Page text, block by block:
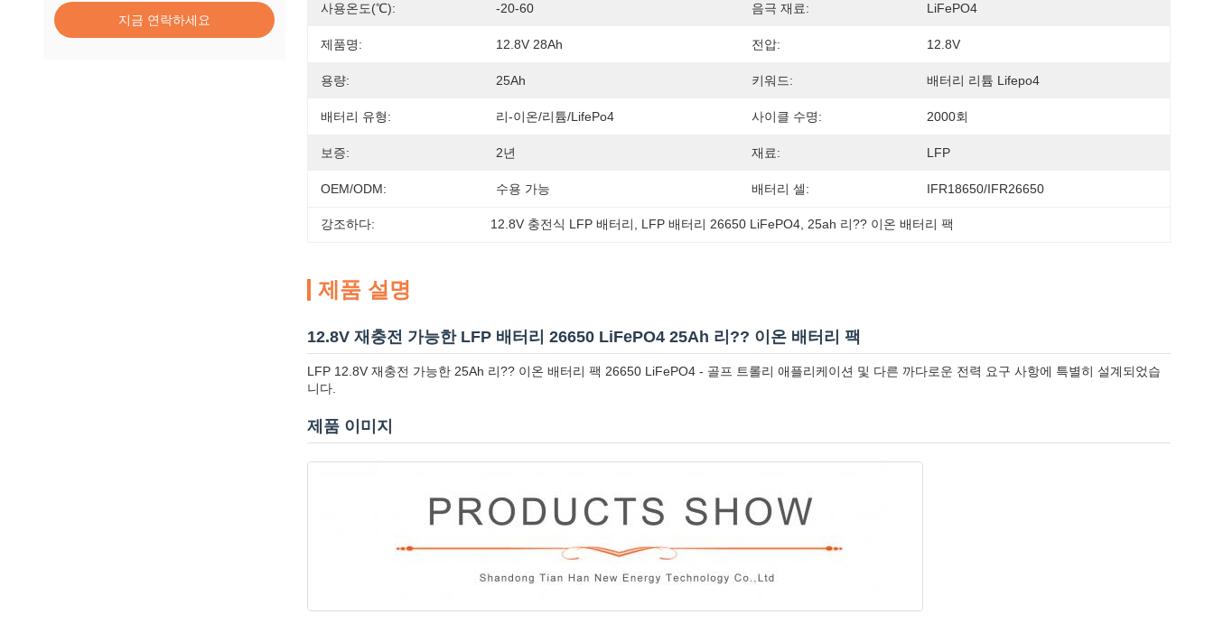
지금 연락하세요
사용온도(℃): -20-60 음극 재료: LiFePO4
제품명: 12.8V 28Ah 전압: 12.8V
용량: 25Ah 키워드: 배터리 리튬 Lifepo4
배터리 유형: 리-이온/리튬/LifePo4 사이클 수명: 2000회
보증: 2년 재료: LFP
OEM/ODM: 수용 가능 배터리 셀: IFR18650/IFR26650
강조하다: 12.8V 충전식 LFP 배터리 LFP 배터리 26650 LiFePO4 25ah 리?? 이온 배터리 팩
제품 설명
12.8V 재충전 가능한 LFP 배터리 26650 LiFePO4 25Ah 리?? 이온 배터리 팩
LFP 12.8V 재충전 가능한 25Ah 리?? 이온 배터리 팩 26650 LiFePO4 - 골프 트롤리 애플리케이션 및 다른 까다로운 전력 요구 사항에 특별히 설계되었습
니다.
제품 이미지